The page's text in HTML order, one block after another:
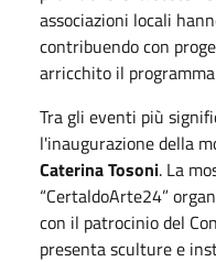
associazioni locali
contribuendo con
arricchito il
Tra gli eventi più
l'inaugurazione della
Caterina Tosoni. La
“CertaldoArte24”
con il patrocinio del
presenta sculture e